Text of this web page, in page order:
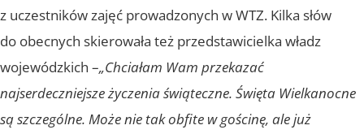
z uczestników zajęć prowadzonych w WTZ. Kilka słów
do obecnych skierowała też przedstawicielka władz
wojewódzkich –„Chciałam Wam przekazać
najserdeczniejsze życzenia świąteczne. Święta Wielkanocne
są szczególne. Może nie tak obfite w gościnę, ale już